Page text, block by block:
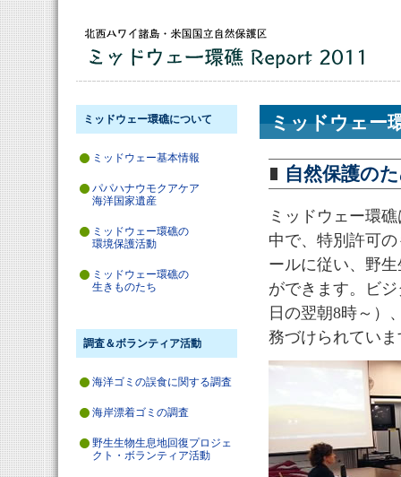
ミッドウェー環礁について
ミッドウェー基本情報
パパハナウモクアケア
海洋国家遺産
ミッドウェー環礁の
環境保護活動
ミッドウェー環礁の
生きものたち
調査＆ボランティア活動
海洋ゴミの誤食に関する調査
海岸漂着ゴミの調査
野生生物生息地回復プロジェ
クト・ボランティア活動
ミッドウェー
自然保護の
ミッドウェー環
中で、特別許可
ールに従い、野
ができます。ビ
日の翌朝8時～）
務づけられていま